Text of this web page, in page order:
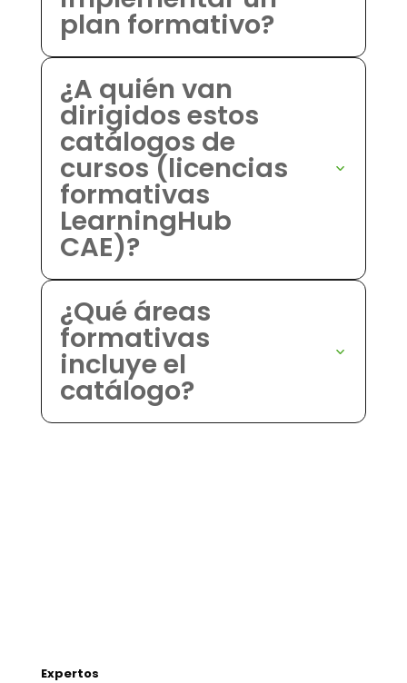
plan formativo?
¿A quién van
dirigidos estos
catálogos de
cursos (licencias
formativas
LearningHub
CAE)?
¿Qué áreas
formativas
incluye el
catálogo?
Expertos